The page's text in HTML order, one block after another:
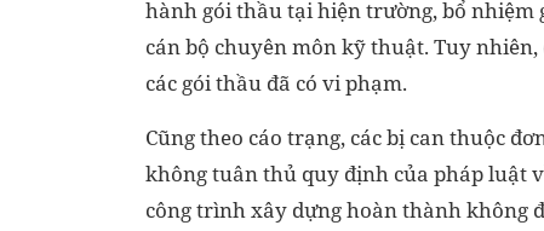
hành gói thầu tại hiện trường, bổ nhiệm
cán bộ chuyên môn kỹ thuật. Tuy
các gói thầu đã có vi phạm.
Cũng theo cáo trạng, các bị can thuộc
không tuân thủ quy định của pháp luật
công trình xây dựng hoàn thành không